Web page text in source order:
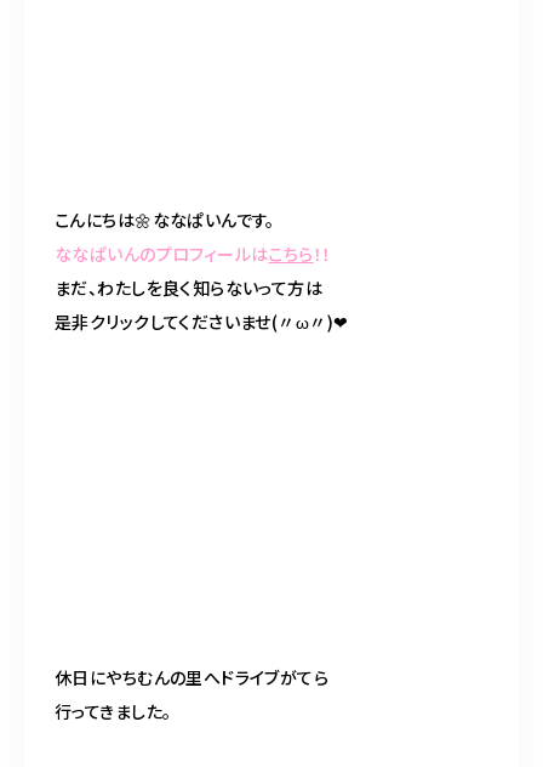
こんにちは🌼ななぱいんです。
ななぱいんのプロフィールはこちら ！！
まだ、わたしを良く知らないって方は
是非クリックしてくださいませ(〃ω〃)❤
休日にやちむんの里へドライブがてら
行ってきました。
098-917-5366
【anrio MAR】営業時間 10:00～19:00（日月除く）